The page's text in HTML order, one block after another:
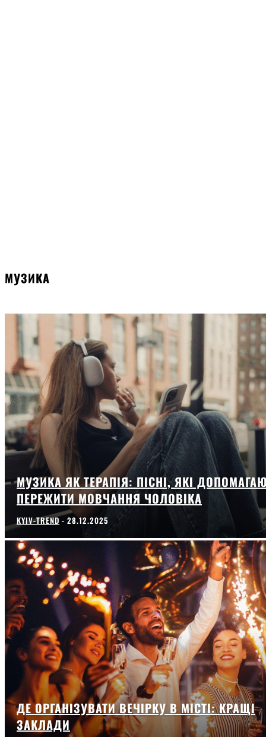
МУЗИКА
МУЗИКА ЯК ТЕРАПІЯ: ПІСНІ, ЯКІ
ПЕРЕЖИТИ МОВЧАННЯ ЧОЛОВІКА
KYIV-TREND - 28.12.2025
ДЕ ОРГАНІЗУВАТИ ВЕЧІРКУ В МІСТІ: КРАЩІ
ЗАКЛАДИ